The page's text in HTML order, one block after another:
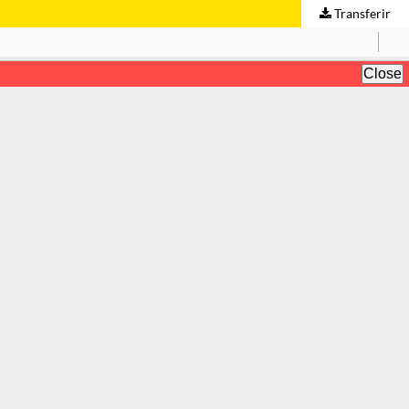
Transferir